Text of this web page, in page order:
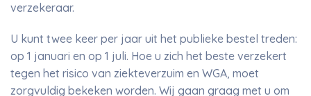
verzekeraar.
U kunt twee keer per jaar uit het publieke bestel treden:
op 1 januari en op 1 juli. Hoe u zich het beste verzekert
tegen het risico van ziekteverzuim en WGA, moet
zorgvuldig bekeken worden. Wij gaan graag met u om